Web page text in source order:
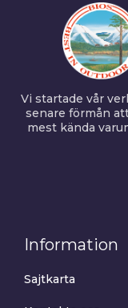
Vi startade vår
senare förmån
mest kända
Information
Sajtkarta